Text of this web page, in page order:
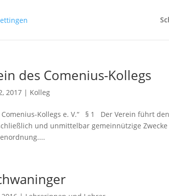
des Comenius-Kollegs
2017 | Kolleg
Kollegs e. V.“ § 1 Der Verein führt
und unmittelbar gemeinnützige